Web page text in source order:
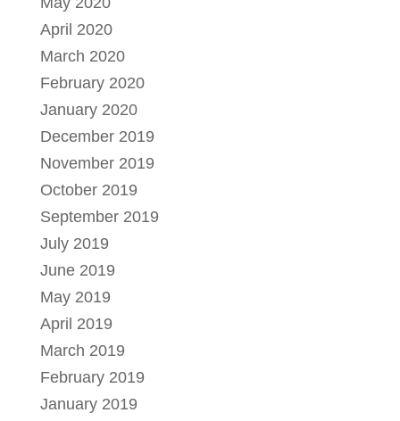
April 2020
March 2020
February 2020
January 2020
December 2019
November 2019
October 2019
September 2019
July 2019
June 2019
May 2019
April 2019
March 2019
February 2019
January 2019